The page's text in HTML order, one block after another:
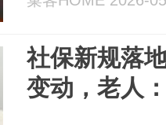
社保新规落
变动，老人